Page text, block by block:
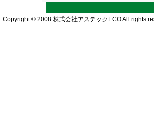
Copyright © 2008 株式会社アステックECO All rights